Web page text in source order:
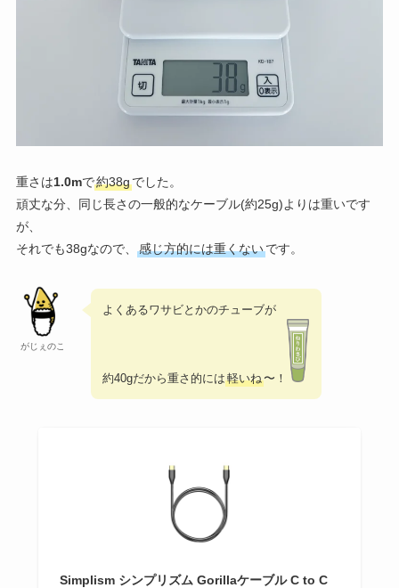
重さは1.0mで約38gでした。
頑丈な分、同じ長さの一般的なケーブル(約25g)よりは重いです
が、
それでも38gなので、
感じ方的には重くないです。
がじぇのこ
よくあるワサビとかのチューブが
約40gだから重さ的には軽いね〜！
Simplism シンプリズム Gorillaケーブル C to C